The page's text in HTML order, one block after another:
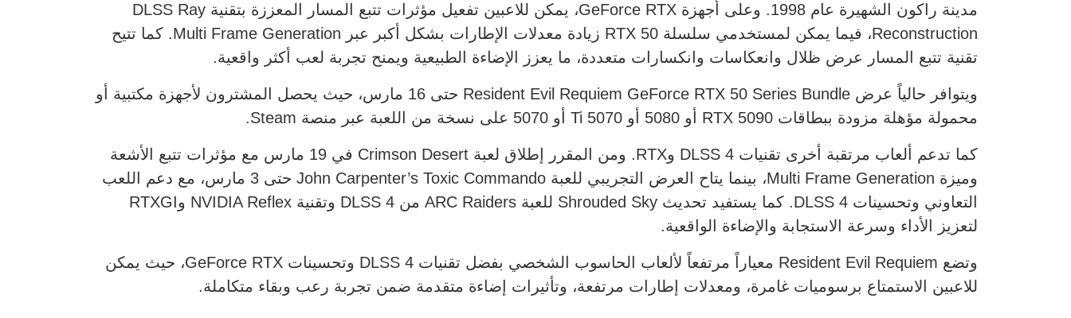
مدينة راكون الشهيرة عام 1998. وعلى أجهزة GeForce RTX، يمكن للاعبين تفعيل مؤثرات تتبع المسار المعززة بتقنية DLSS Ray
Reconstruction، فيما يمكن لمستخدمي سلسلة RTX 50 زيادة معدلات الإطارات بشكل أكبر عبر Multi Frame Generation. كما تتيح
تقنية تتبع المسار عرض ظلال وانعكاسات وانكسارات متعددة، ما يعزز الإضاءة الطبيعية ويمنح تجربة لعب أكثر واقعية.
ويتوافر حالياً عرض Resident Evil Requiem GeForce RTX 50 Series Bundle حتى 16 مارس، حيث يحصل المشترون لأجهزة مكتبية أو
محمولة مؤهلة مزودة ببطاقات RTX 5090 أو 5080 أو 5070 Ti أو 5070 على نسخة من اللعبة عبر منصة Steam.
كما تدعم ألعاب مرتقبة أخرى تقنيات DLSS 4 وRTX. ومن المقرر إطلاق لعبة Crimson Desert في 19 مارس مع مؤثرات تتبع الأشعة
وميزة Multi Frame Generation، بينما يتاح العرض التجريبي للعبة John Carpenter’s Toxic Commando حتى 3 مارس، مع دعم اللعب
التعاوني وتحسينات DLSS 4. كما يستفيد تحديث Shrouded Sky للعبة ARC Raiders من DLSS 4 وتقنية NVIDIA Reflex وRTXGI
لتعزيز الأداء وسرعة الاستجابة والإضاءة الواقعية.
وتضع Resident Evil Requiem معياراً مرتفعاً لألعاب الحاسوب الشخصي بفضل تقنيات DLSS 4 وتحسينات GeForce RTX، حيث يمكن
للاعبين الاستمتاع برسوميات غامرة، ومعدلات إطارات مرتفعة، وتأثيرات إضاءة متقدمة ضمن تجربة رعب وبقاء متكاملة.